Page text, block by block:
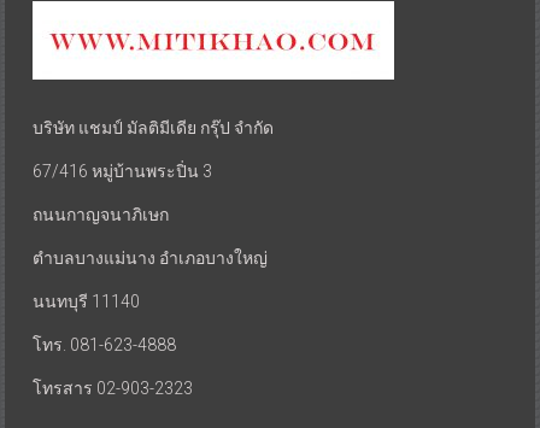
บริษัท แชมป์ มัลติมีเดีย กรุ๊ป จำกัด
67/416 หมู่บ้านพระปิ่น 3
ถนนกาญจนาภิเษก
ตำบลบางแม่นาง อำเภอบางใหญ่
นนทบุรี 11140
โทร. 081-623-4888
โทรสาร 02-903-2323